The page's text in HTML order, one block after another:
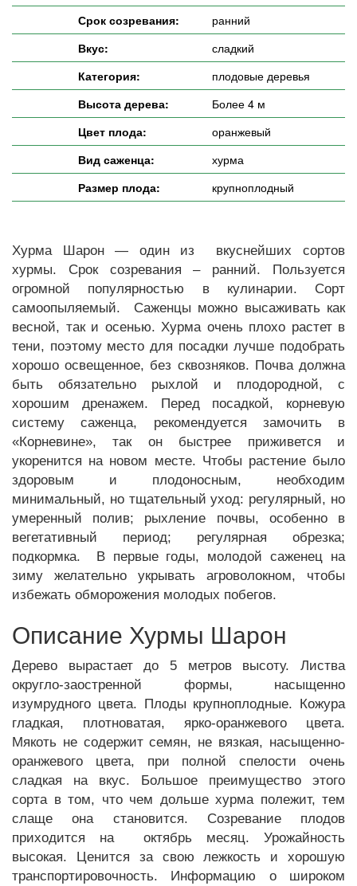
Срок созревания:
ранний
Вкус:
сладкий
Категория:
плодовые деревья
Высота дерева:
Более 4 м
Цвет плода:
оранжевый
Вид саженца:
хурма
Размер плода:
крупноплодный
Хурма Шарон — один из вкуснейших сортов
хурмы. Срок созревания – ранний. Пользуется
огромной популярностью в кулинарии. Сорт
самоопыляемый. Саженцы можно высаживать как
весной, так и осенью. Хурма очень плохо растет в
тени, поэтому место для посадки лучше подобрать
хорошо освещенное, без сквозняков. Почва должна
быть обязательно рыхлой и плодородной, с
хорошим дренажем. Перед посадкой, корневую
систему саженца, рекомендуется замочить в
«Корневине», так он быстрее приживется и
укоренится на новом месте. Чтобы растение было
здоровым и плодоносным, необходим
минимальный, но тщательный уход: регулярный, но
умеренный полив; рыхление почвы, особенно в
вегетативный период; регулярная обрезка;
подкормка. В первые годы, молодой саженец на
зиму желательно укрывать агроволокном, чтобы
избежать обморожения молодых побегов.
Описание Хурмы Шарон
Дерево вырастает до 5 метров высоту. Листва
округло-заостренной формы, насыщенно
изумрудного цвета. Плоды крупноплодные. Кожура
гладкая, плотноватая, ярко-оранжевого цвета.
Мякоть не содержит семян, не вязкая, насыщенно-
оранжевого цвета, при полной спелости очень
сладкая на вкус. Большое преимущество этого
сорта в том, что чем дольше хурма полежит, тем
слаще она становится. Созревание плодов
приходится на октябрь месяц. Урожайность
высокая. Ценится за свою лежкость и хорошую
транспортировочность. Информацию о широком